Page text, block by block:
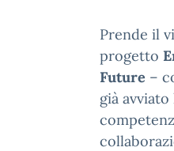
Prende il
progetto
Future –
già